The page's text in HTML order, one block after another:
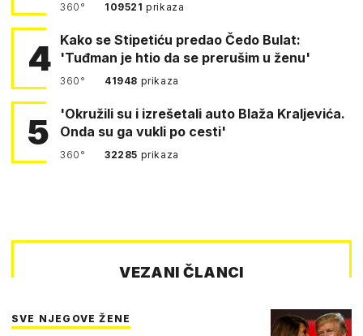
360° 109521prikaza
4 Kako se Stipetiću predao Čedo Bulat:
'Tuđman je htio da se prerušim u ženu'
360° 41948 prikaza
5
'Okružili su i izrešetali auto Blaža Kraljevića.
Onda su ga vukli po cesti'
360° 32285 prikaza
VEZANI ČLANCI
SVE NJEGOVE ŽENE